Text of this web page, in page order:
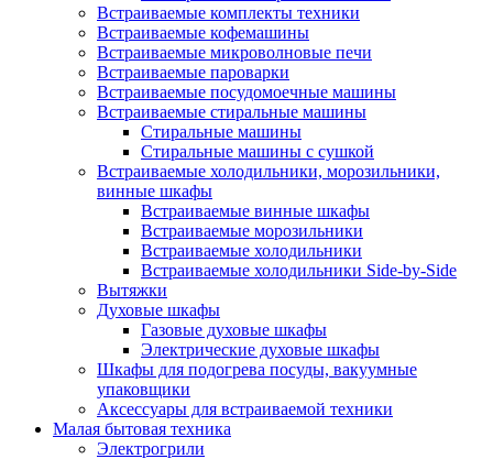
Встраиваемые комплекты техники
Встраиваемые кофемашины
Встраиваемые микроволновые печи
Встраиваемые пароварки
Встраиваемые посудомоечные машины
Встраиваемые стиральные машины
Стиральные машины
Стиральные машины с сушкой
Встраиваемые холодильники, морозильники,
винные шкафы
Встраиваемые винные шкафы
Встраиваемые морозильники
Встраиваемые холодильники
Встраиваемые холодильники Side-by-Side
Вытяжки
Духовые шкафы
Газовые духовые шкафы
Электрические духовые шкафы
Шкафы для подогрева посуды, вакуумные
упаковщики
Аксессуары для встраиваемой техники
Малая бытовая техника
Электрогрили